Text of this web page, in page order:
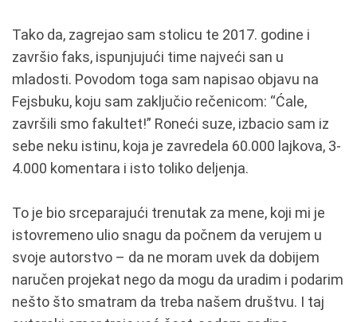
Tako da, zagrejao sam stolicu te 2017. godine i
završio faks, ispunjujući time najveći san u
mladosti. Povodom toga sam napisao objavu na
Fejsbuku, koju sam zaključio rečenicom: “Ćale,
završili smo fakultet!” Roneći suze, izbacio sam iz
sebe neku istinu, koja je zavredela 60.000 lajkova, 3-
4.000 komentara i isto toliko deljenja.
To je bio srceparajući trenutak za mene, koji mi je
istovremeno ulio snagu da počnem da verujem u
svoje autorstvo – da ne moram uvek da dobijem
naručen projekat nego da mogu da uradim i podarim
nešto što smatram da treba našem društvu. I taj